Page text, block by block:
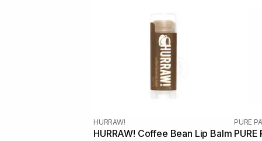
HURRAW!
HURRAW! Coffee Bean Lip Balm
PURE